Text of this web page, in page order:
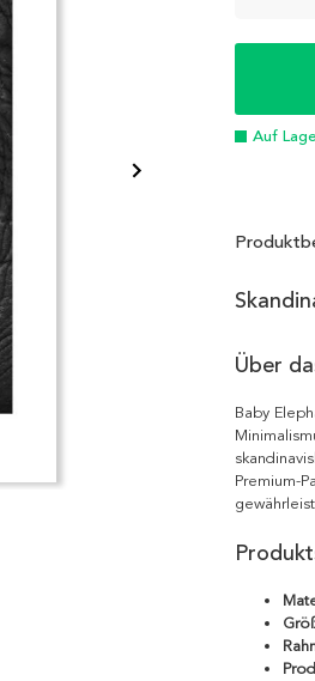
Auf
Über
Baby
Premium-